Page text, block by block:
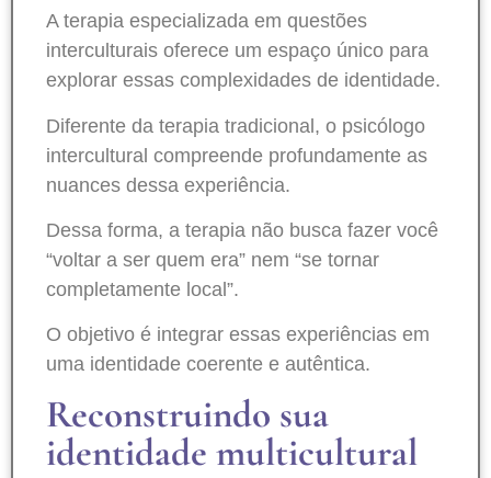
A terapia especializada em questões
interculturais oferece um espaço único para
explorar essas complexidades de identidade.
Diferente da terapia tradicional, o psicólogo
intercultural compreende profundamente as
nuances dessa experiência.
Dessa forma, a terapia não busca fazer você
“voltar a ser quem era” nem “se tornar
completamente local”.
O objetivo é integrar essas experiências em
uma identidade coerente e autêntica.
Reconstruindo sua
identidade multicultural